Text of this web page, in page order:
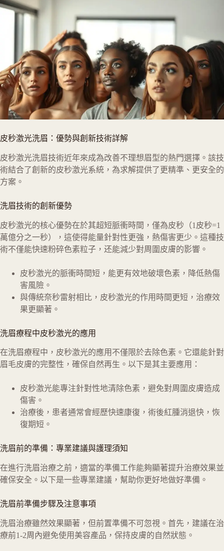
皮秒激光洗眉：優勢與創新技術詳解
皮秒激光洗眉技術近年來成為改善不理想眉型的熱門選擇。該技
術結合了創新的皮秒激光系統，為求解提供了更精準、更安全的
方案。
洗眉技術的創新優勢
皮秒激光的核心優勢在於其超短脈衝時間，僅為皮秒（1皮秒=1
萬億分之一秒），這使得能量針對性更強，熱傷害更少。這種技
術不僅能快速粉碎色素粒子，还能減少對周圍皮膚的影響。
皮秒激光的脈衝時間短，能更有效地破壞色素，降低熱傷
害風險。
與傳統奈秒雷射相比，皮秒激光的作用時間更短，治療效
果更顯著。
洗眉療程中皮秒激光的應用
在洗眉療程中，皮秒激光的應用不僅限於去除色素。它還能針對
眉毛皮膚的完整性，確保自然再生。以下是其主要應用：
皮秒激光能專注針對性地清除色素，避免對周圍皮膚造成
傷害。
治療後，患者通常會經歷快速康復，術後紅腫消退快，恢
復期短。
洗眉前的準備：專業建議與護理須知
在進行洗眉治療之前，適當的準備工作能夠顯著提升治療效果並
確保安全。以下是一些專業建議，幫助你更好地做好準備。
洗眉前準備步驟及注意事項
洗眉治療雖然效果顯著，但前置準備不可忽視。首先，建議在治
療前1-2周內避免使用美容產品，保持皮膚的自然狀態。